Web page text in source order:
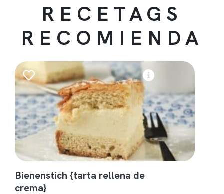
RECETAGS
RECOMIENDA
Bienenstich {tarta rellena de
crema}